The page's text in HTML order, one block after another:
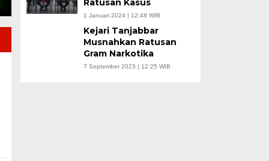
Ratusan Kasus
1 Januari 2024 | 12:48 WIB
Kejari Tanjabbar
Musnahkan Ratusan
Gram Narkotika
7 September 2023 | 12:25 WIB